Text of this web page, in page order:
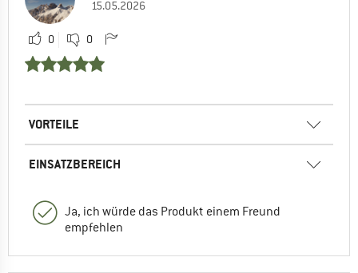
15.05.2026
0 0
VORTEILE
EINSATZBEREICH
Ja, ich würde das Produkt einem Freund
empfehlen